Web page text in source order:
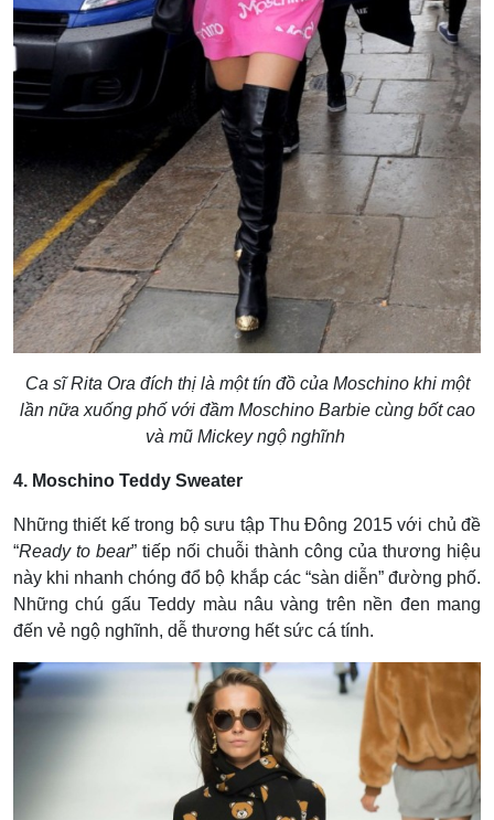
Ca sĩ Rita Ora đích thị là một tín đồ của Moschino khi một
lần nữa xuống phố với đầm Moschino Barbie cùng bốt cao
và mũ Mickey ngộ nghĩnh
4. Moschino Teddy Sweater
Những thiết kế trong bộ sưu tập Thu Đông 2015 với chủ đề
“Ready to bear” tiếp nối chuỗi thành công của thương hiệu
này khi nhanh chóng đổ bộ khắp các “sàn diễn” đường phố.
Những chú gấu Teddy màu nâu vàng trên nền đen mang
đến vẻ ngộ nghĩnh, dễ thương hết sức cá tính.